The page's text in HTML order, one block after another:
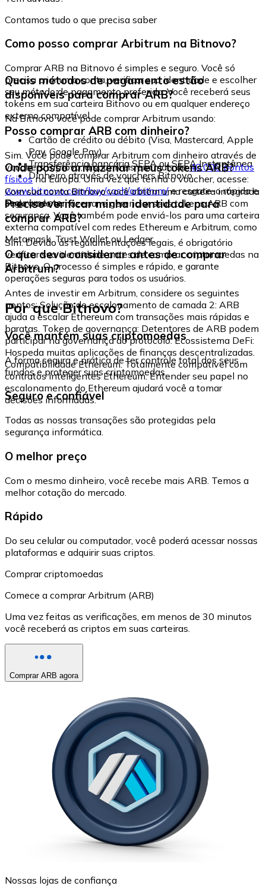
Contamos tudo o que precisa saber
Como posso comprar Arbitrum na Bitnovo?
Comprar ARB na Bitnovo é simples e seguro. Você só
precisa criar uma conta, verificar sua identidade e escolher
seu método de pagamento preferido. Você receberá seus
tokens em sua carteira Bitnovo ou em qualquer endereço
externo compatível.
Quais métodos de pagamento estão
disponíveis para comprar ARB?
Na Bitnovo você pode comprar Arbitrum usando:
Cartão de crédito ou débito (Visa, Mastercard, Apple
Pay, Google Pay)
Transferência bancária SEPA ou SEPA Instantânea
Dinheiro através de vouchers Bitnovo
Posso comprar ARB com dinheiro?
Sim. Você pode comprar Arbitrum com dinheiro através de
vouchers Bitnovo, disponíveis em mais de40.000 pontos
físicosna Europa. Uma vez que tenha o voucher, acesse:
www.bitnovo.com/buy/cash/arbitrum/e resgate-o rápida e
seguramente.
Onde posso armazenar meus tokens ARB?
Com sua conta Bitnovo você obtém uma carteira integrada
onde pode armazenar e gerenciar seus tokens ARB com
segurança. Você também pode enviá-los para uma carteira
externa compatível com redes Ethereum e Arbitrum, como
Metamask, Trust Wallet ou Ledger.
Preciso verificar minha identidade para
comprar ARB?
Sim. Devido às regulamentações legais, é obrigatório
verificar sua identidade antes de comprar criptomoedas na
Bitnovo. O processo é simples e rápido, e garante
operações seguras para todos os usuários.
O que devo considerar antes de comprar
Arbitrum?
Antes de investir em Arbitrum, considere os seguintes
pontos: Solução de escalonamento de camada 2: ARB
ajuda a escalar Ethereum com transações mais rápidas e
baratas. Token de governança: Detentores de ARB podem
participar na governança do protocolo. Ecossistema DeFi:
Hospeda muitas aplicações de finanças descentralizadas.
Compatibilidade Ethereum: Totalmente compatível com
contratos inteligentes Ethereum. Entender seu papel no
escalonamento do Ethereum ajudará você a tomar
decisões informadas.
Por que Bitnovo?
Você mantém suas criptomoedas
A forma segura e prática de ter controle total dos seus
fundos e proteger suas criptomoedas.
Seguro e confiável
Todas as nossas transações são protegidas pela
segurança informática.
O melhor preço
Com o mesmo dinheiro, você recebe mais ARB. Temos a
melhor cotação do mercado.
Rápido
Do seu celular ou computador, você poderá acessar nossas
plataformas e adquirir suas criptos.
Comprar criptomoedas
Comece a comprar Arbitrum (ARB)
Uma vez feitas as verificações, em menos de 30 minutos
você receberá as criptos em suas carteiras.
Comprar ARB agora
Nossas lojas de confiança